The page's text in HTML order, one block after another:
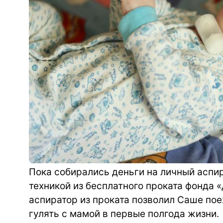
Пока собирались деньги на личный
техникой из бесплатного проката
аспиратор из проката позволил Саше
гулять с мамой в первые полгода жизни.